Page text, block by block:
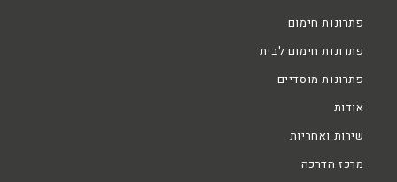
פתרונות חימום
פתרונות חימום לבית
פתרונות מוסדיים
אודות
שירות ואחריות
מרכז הדרכה